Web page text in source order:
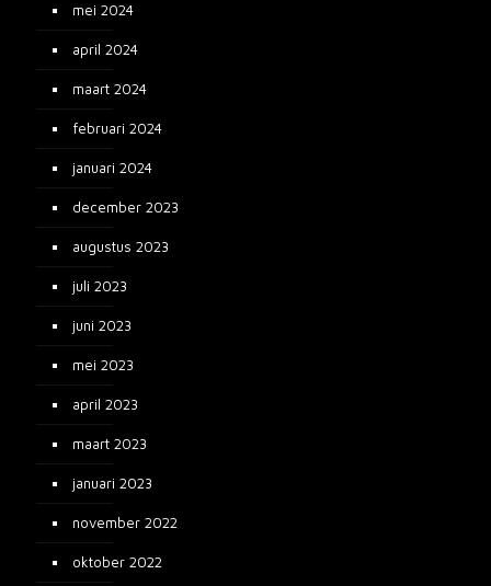
mei 2024
april 2024
maart 2024
februari 2024
januari 2024
december 2023
augustus 2023
juli 2023
juni 2023
mei 2023
april 2023
maart 2023
januari 2023
november 2022
oktober 2022